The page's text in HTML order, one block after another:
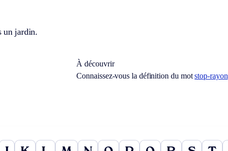
un jardin.
À découvrir
Connaissez-vous la définition du motstop-rayon